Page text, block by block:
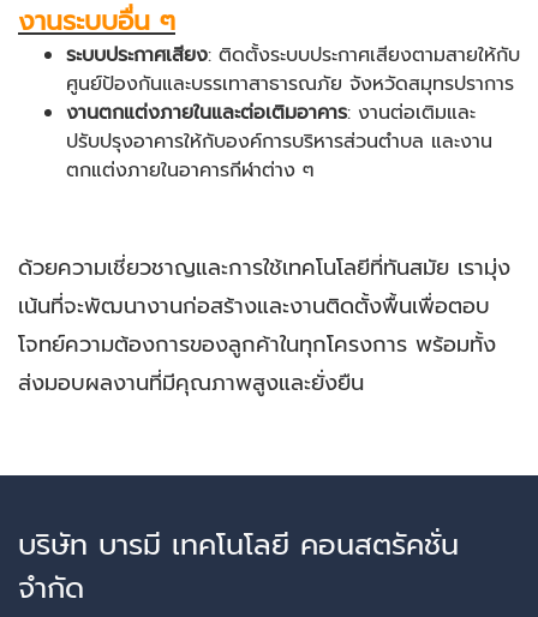
งานระบบอื่น ๆ
ระบบประกาศเสียง: ติดตั้งระบบประกาศเสียงตามสายให้กับ
ศูนย์ป้องกันและบรรเทาสาธารณภัย จังหวัดสมุทรปราการ
งานตกแต่งภายในและต่อเติมอาคาร: งานต่อเติมและ
ปรับปรุงอาคารให้กับองค์การบริหารส่วนตำบล และงาน
ตกแต่งภายในอาคารกีฬาต่าง ๆ
ด้วยความเชี่ยวชาญและการใช้เทคโนโลยีที่ทันสมัย เรามุ่ง
เน้นที่จะพัฒนางานก่อสร้างและงานติดตั้งพื้นเพื่อตอบ
โจทย์ความต้องการของลูกค้าในทุกโครงการ พร้อมทั้ง
ส่งมอบผลงานที่มีคุณภาพสูงและยั่งยืน
บริษัท บารมี เทคโนโลยี คอนสตรัคชั่น
จำกัด